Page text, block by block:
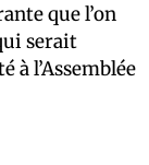
que l’on
serait
l’Assemblée